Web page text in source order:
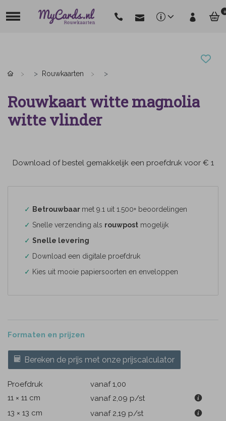
0
Rouwkaarten
Rouwkaart witte magnolia
witte vlinder
Download of bestel gemakkelijk een proefdruk voor € 1
✓ Betrouwbaar met 9.1 uit 1.500+ beoordelingen
✓ Snelle verzending als rouwpost mogelijk
✓ Snelle levering
✓ Download een digitale proefdruk
✓ Kies uit mooie papiersoorten en enveloppen
Formaten en prijzen
Bereken de prijs met onze prijscalculator
Proefdruk
vanaf 1,00
11 × 11 cm
vanaf 2,09 p/st
13 × 13 cm
vanaf 2,19 p/st